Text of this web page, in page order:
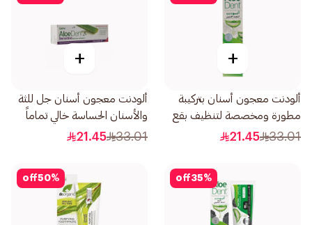
+
ألودنت معجون أسنان بتركيبة
مطورة ومخصصة لتنظيف بقع
المدخنين وإنعاش الفم 100مل
33.01
21.45
+
ألودنت معجون أسنان جل للثة
والأسنان الحساسة خالي تماماً
من الفلورايد 100مل
33.01
21.45
35%
off
50%
off